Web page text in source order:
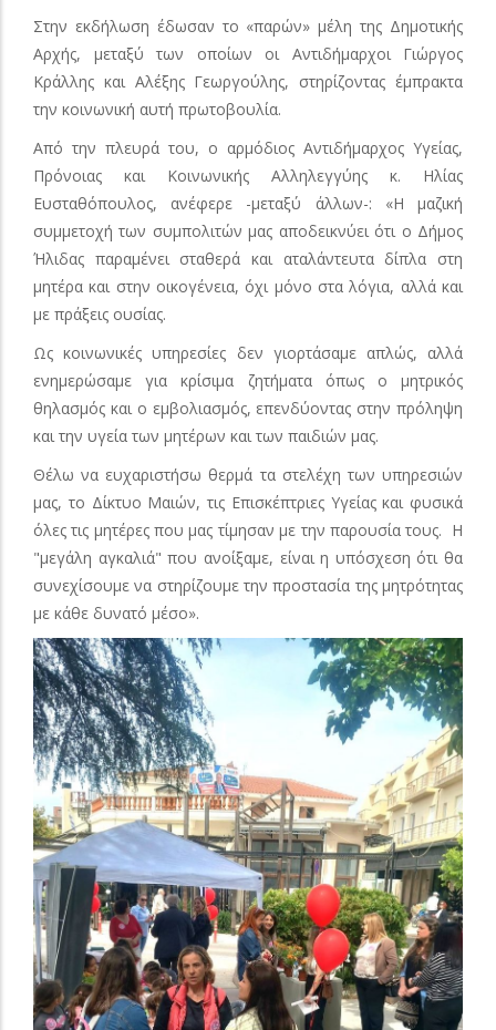
Στην εκδήλωση έδωσαν το «παρών» μέλη της Δημοτικής
Αρχής, μεταξύ των οποίων οι Αντιδήμαρχοι Γιώργος
Κράλλης και Αλέξης Γεωργούλης, στηρίζοντας έμπρακτα
την κοινωνική αυτή πρωτοβουλία.
Από την πλευρά του, ο αρμόδιος Αντιδήμαρχος Υγείας,
Πρόνοιας και Κοινωνικής Αλληλεγγύης κ. Ηλίας
Ευσταθόπουλος, ανέφερε -μεταξύ άλλων-: «Η μαζική
συμμετοχή των συμπολιτών μας αποδεικνύει ότι ο Δήμος
Ήλιδας παραμένει σταθερά και αταλάντευτα δίπλα στη
μητέρα και στην οικογένεια, όχι μόνο στα λόγια, αλλά και
με πράξεις ουσίας.
Ως κοινωνικές υπηρεσίες δεν γιορτάσαμε απλώς, αλλά
ενημερώσαμε για κρίσιμα ζητήματα όπως ο μητρικός
θηλασμός και ο εμβολιασμός, επενδύοντας στην πρόληψη
και την υγεία των μητέρων και των παιδιών μας.
Θέλω να ευχαριστήσω θερμά τα στελέχη των υπηρεσιών
μας, το Δίκτυο Μαιών, τις Επισκέπτριες Υγείας και φυσικά
όλες τις μητέρες που μας τίμησαν με την παρουσία τους. Η
"μεγάλη αγκαλιά" που ανοίξαμε, είναι η υπόσχεση ότι θα
συνεχίσουμε να στηρίζουμε την προστασία της μητρότητας
με κάθε δυνατό μέσο».